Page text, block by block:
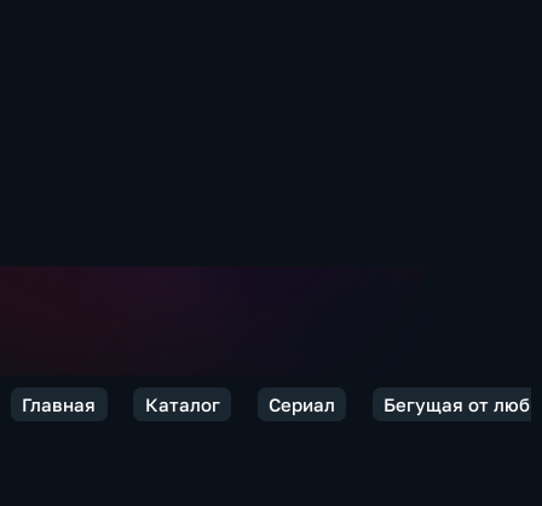
Главная Каталог Сериал Бегущая от